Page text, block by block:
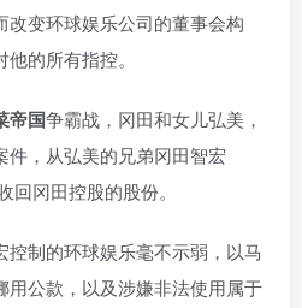
变环球娱乐公司的董事会构
的所有指控。
帝国争霸战，冈田和女儿弘美，
，从弘美的兄弟冈田智宏
回冈田控股的股份。
制的环球娱乐毫不示弱，以马
用公款，以及涉嫌非法使用属于